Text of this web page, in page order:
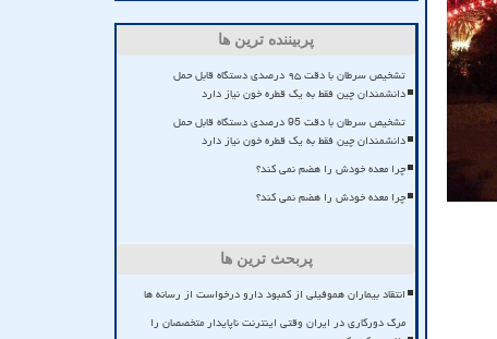
پربیننده ترین ها
تشخیص سرطان با دقت ۹۵ درصدی دستگاه قابل حمل
دانشمندان چین فقط به یک قطره خون نیاز دارد
تشخیص سرطان با دقت 95 درصدی دستگاه قابل حمل
دانشمندان چین فقط به یک قطره خون نیاز دارد
چرا معده خودش را هضم نمی کند؟
چرا معده خودش را هضم نمی کند؟
پربحث ترین ها
انتقاد بیماران هموفیلی از کمبود دارو درخواست از رسانه ها
مرگ دورکاری در ایران وقتی اینترنت ناپایدار متخصصان را